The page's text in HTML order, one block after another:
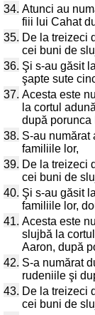
34. Atunci au
fiii lui Cahat
35. De la treizeci
cei buni de
36. Şi s-au găsit
şapte sute
37. Acesta este
la cortul
după porunca
38. S-au numărat
familiile lor,
39. De la treizeci
cei buni de
40. Şi s-au găsit
familiile lor,
41. Acesta este
slujbă la
Aaron, după
42. S-a numărat
rudeniile şi
43. De la treizeci
cei buni de